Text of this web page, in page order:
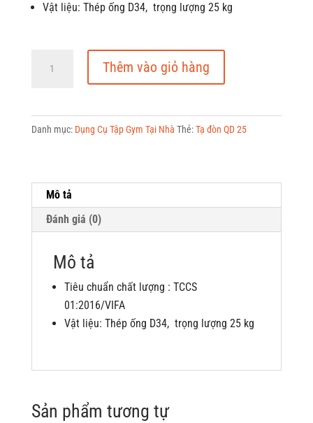
Vật liệu: Thép ống D34, trọng lượng 25 kg
25
số
Thêm vào giỏ hàng
Danh mục: Dụng Cụ Tập Gym Tại Nhà Thẻ:Tạ đòn QD 25
Mô tả
Đánh giá (0)
Mô tả
Tiêu chuẩn chất lượng : TCCS
01:2016/VIFA
Vật liệu: Thép ống D34, trọng lượng 25 kg
Sản phẩm tương tự